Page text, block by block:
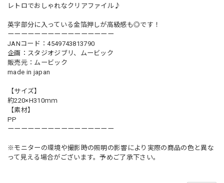
レトロでおしゃれなクリアファイル♪
英字部分に入っている金箔押しが高級感も◎です！
ーーーーーーーーーーーーーーーー
JANコード：4549743813790
企画：スタジオジブリ、ムービック
販売元：ムービック
made in japan
【サイズ】
約220×H310ｍｍ
【素材】
PP
ーーーーーーーーーーーーーーーー
※モニターの環境や撮影時の照明の影響により実際の商品の色と異な
って見える場合がございます。予めご了承下さい。